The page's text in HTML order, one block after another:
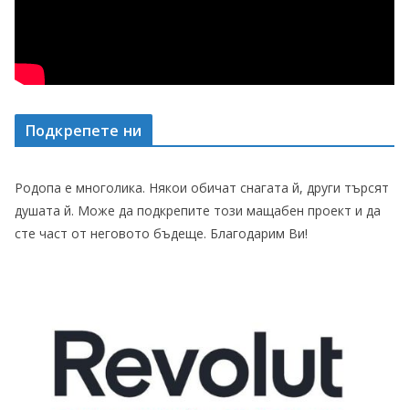
Подкрепете ни
Родопа е многолика. Някои обичат снагата й, други търсят
душата й. Може да подкрепите този мащабен проект и да
сте част от неговото бъдеще. Благодарим Ви!